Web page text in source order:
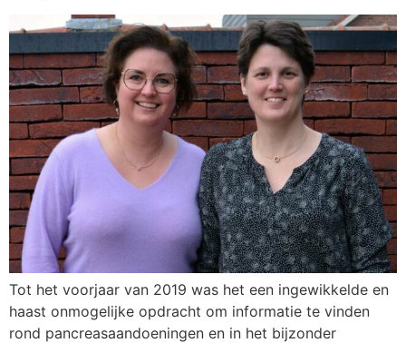
Tot het voorjaar van 2019 was het een ingewikkelde en
haast onmogelijke opdracht om informatie te vinden
rond pancreasaandoeningen en in het bijzonder